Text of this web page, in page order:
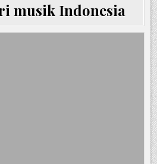
musik Indonesia